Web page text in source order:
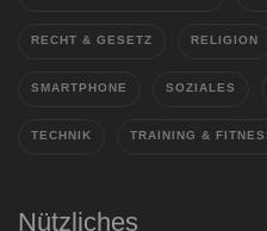
RECHT & GESETZ RELIGION
SMARTPHONE SOZIALES
TECHNIK TRAINING &
Nützliches